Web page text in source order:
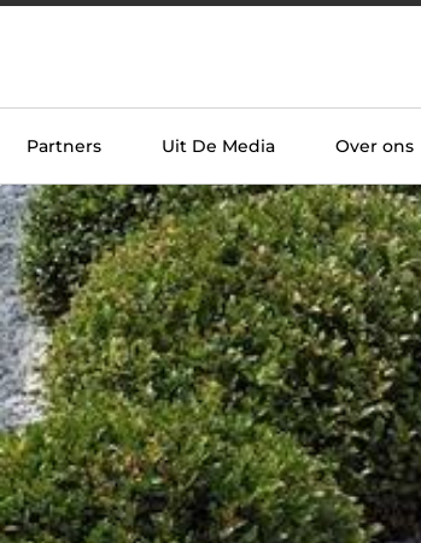
Partners Uit De Media Over ons